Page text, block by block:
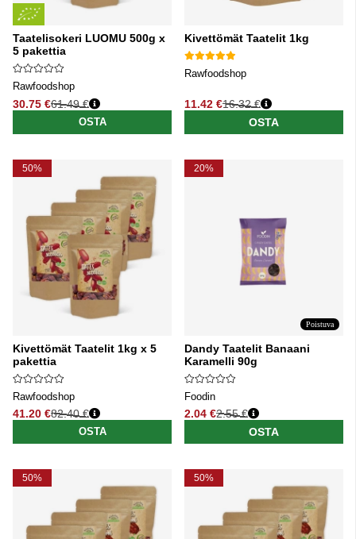
Taatelisokeri LUOMU 500g x
5 pakettia
Rawfoodshop
30.75 €
Normaali hinta
61.49 €
OSTA
Kivettömät Taatelit 1kg
Rawfoodshop
11.42 €
Normaali hinta
16.32 €
OSTA
50%
Kivettömät Taatelit 1kg x 5
pakettia
Rawfoodshop
41.20 €
Normaali hinta
82.40 €
OSTA
20%
Poistuva
Dandy Taatelit Banaani
Karamelli 90g
Foodin
2.04 €
Normaali hinta
2.55 €
OSTA
50% 50%